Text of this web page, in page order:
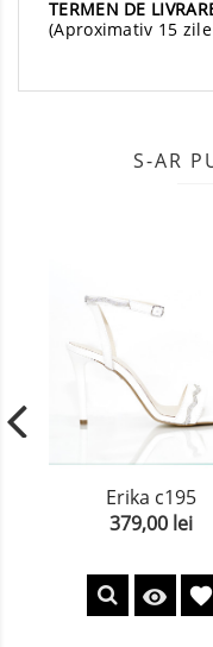
TERMEN DE
(Aproximativ 15
S-AR
Erika c195
Pret
379,00 lei
 favorite